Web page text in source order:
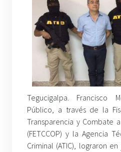
Tegucigalpa. Francisco
Público, a través de la
Transparencia y Combate
(FETCCOP) y la Agencia
Criminal (ATIC), lograron